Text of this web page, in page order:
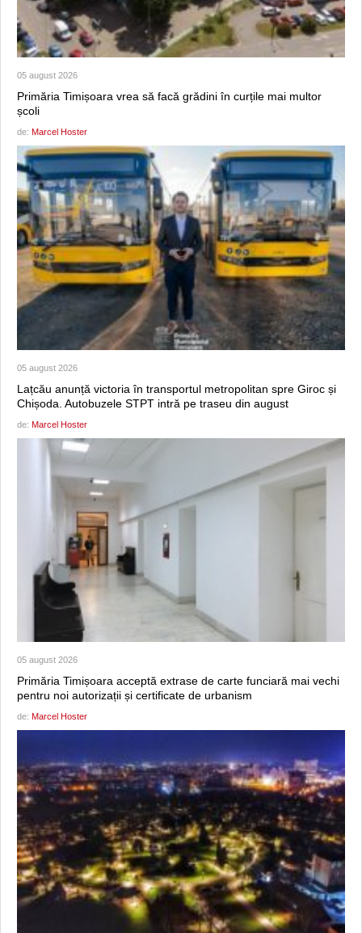
05 august 2026
Primăria Timișoara vrea să facă grădini în curțile mai multor
școli
de: Marcel Hoster
05 august 2026
Lațcău anunță victoria în transportul metropolitan spre Giroc și
Chișoda. Autobuzele STPT intră pe traseu din august
de: Marcel Hoster
05 august 2026
Primăria Timișoara acceptă extrase de carte funciară mai vechi
pentru noi autorizații și certificate de urbanism
de: Marcel Hoster